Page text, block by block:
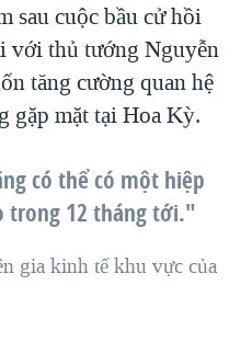
sau cuộc bầu cử hồi
với thủ tướng Nguyễn
tăng cường quan hệ
gặp mặt tại Hoa Kỳ.
có thể có một hiệp
12 tháng tới."
gia kinh tế khu vực của